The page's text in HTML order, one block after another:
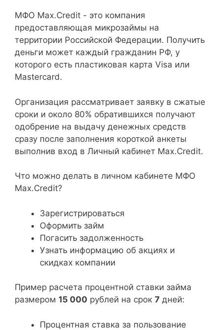
МФО Max.Credit - это компания
предоставляющая микрозаймы на
территории Российской Федерации. Получить
деньги может каждый гражданин РФ, у
которого есть пластиковая карта Visa или
Mastercard.
Организация рассматривает заявку в сжатые
сроки и около 80% обратившихся получают
одобрение на выдачу денежных средств
сразу после заполнения короткой анкеты
выполнив вход в Личный кабинет Max.Credit.
Что можно делать в личном кабинете МФО
Max.Credit?
Зарегистрироваться
Оформить займ
Погасить задолженность
Узнать информацию об акциях и
скидках компании
Пример расчета процентной ставки займа
размером 15 000 рублей на срок 7 дней:
Процентная ставка за пользование